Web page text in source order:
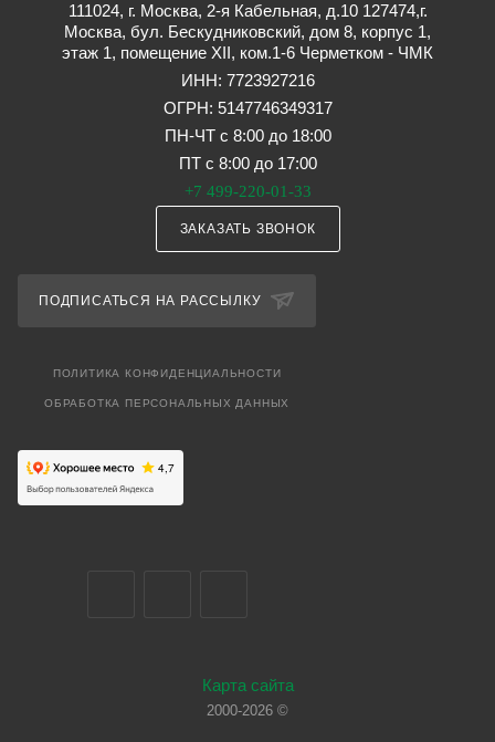
111024, г. Москва, 2-я Кабельная, д.10 127474,г.
Москва, бул. Бескудниковский, дом 8, корпус 1,
этаж 1, помещение XII, ком.1-6 Черметком - ЧМК
ИНН: 7723927216
ОГРН: 5147746349317
ПН-ЧТ с 8:00 до 18:00
ПТ с 8:00 до 17:00
+7 499-220-01-33
ЗАКАЗАТЬ ЗВОНОК
ПОДПИСАТЬСЯ НА РАССЫЛКУ
ПОЛИТИКА КОНФИДЕНЦИАЛЬНОСТИ
ОБРАБОТКА ПЕРСОНАЛЬНЫХ ДАННЫХ
Карта сайта
2000-2026 ©